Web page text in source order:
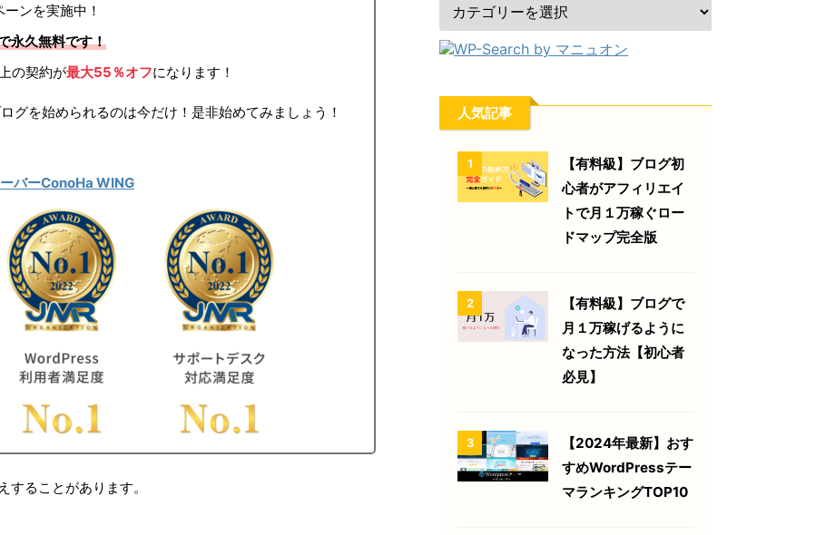
ンを実施中！
永久無料です！
の契約が最大55％オフになります！
グを始められるのは今だけ！是非始めてみましょう！
バーConoHa WING
することがあります。
人気記事
1
【有料級】ブログ初
心者がアフィリエイ
トで月１万稼ぐロー
ドマップ完全版
2
【有料級】ブログで
月１万稼げるように
なった方法【初心者
必見】
3
【2024年最新】おす
すめWordPressテー
マランキングTOP10